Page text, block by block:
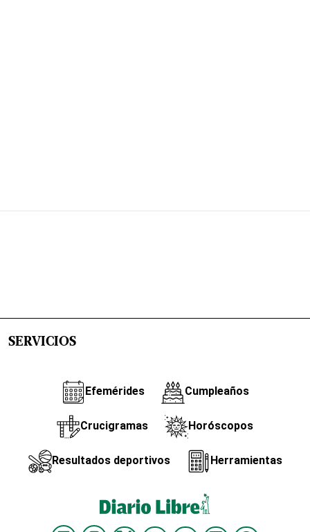
SERVICIOS
Efemérides Cumpleaños
Crucigramas Horóscopos
Resultados deportivos Herramientas